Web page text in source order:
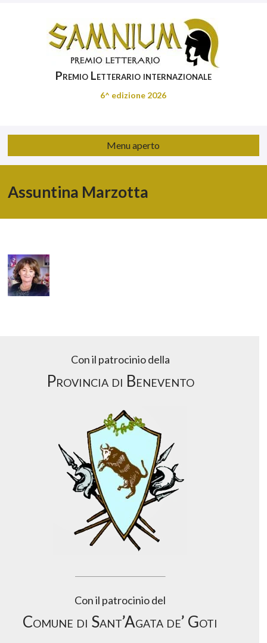
Premio Letterario internazionale
6^ edizione 2026
Menu aperto
Assuntina Marzotta
Con il patrocinio della
Provincia di Benevento
Con il patrocinio del
Comune di Sant’Agata de’ Goti